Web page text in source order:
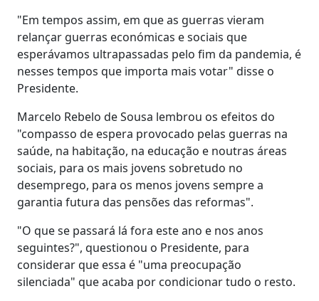
"Em tempos assim, em que as guerras vieram
relançar guerras económicas e sociais que
esperávamos ultrapassadas pelo fim da pandemia, é
nesses tempos que importa mais votar" disse o
Presidente.
Marcelo Rebelo de Sousa lembrou os efeitos do
"compasso de espera provocado pelas guerras na
saúde, na habitação, na educação e noutras áreas
sociais, para os mais jovens sobretudo no
desemprego, para os menos jovens sempre a
garantia futura das pensões das reformas".
"O que se passará lá fora este ano e nos anos
seguintes?", questionou o Presidente, para
considerar que essa é "uma preocupação
silenciada" que acaba por condicionar tudo o resto.